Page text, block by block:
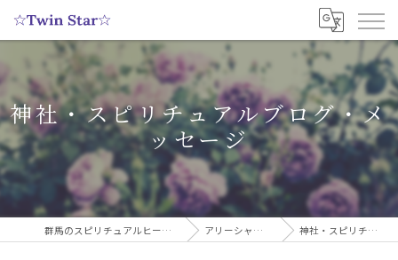
神社・スピリチュアルブログ・メ
ッセージ
群馬のスピリチュアルヒーリングサロンなら実績多数の☆Twin Star☆ アリーシャのスピリチュアルブログ 神社・スピリチュアルブログ・メッセージ